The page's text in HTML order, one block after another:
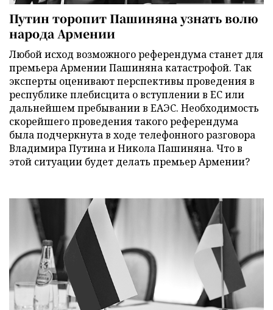
Путин торопит Пашиняна узнать волю
народа Армении
Любой исход возможного референдума станет для
премьера Армении Пашиняна катастрофой. Так
эксперты оценивают перспективы проведения в
республике плебисцита о вступлении в ЕС или
дальнейшем пребывании в ЕАЭС. Необходимость
скорейшего проведения такого референдума
была подчеркнута в ходе телефонного разговора
Владимира Путина и Никола Пашиняна. Что в
этой ситуации будет делать премьер Армении?